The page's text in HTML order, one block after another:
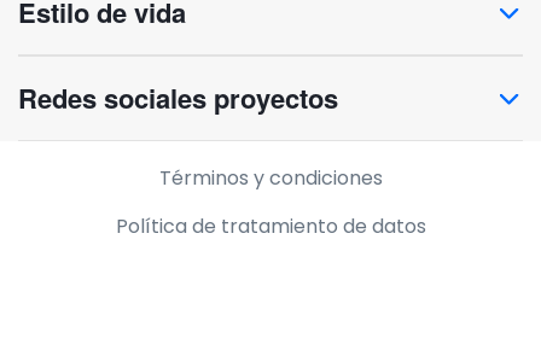
Estilo de vida
Redes sociales proyectos
Información legal
Términos y condiciones
Política de tratamiento de datos